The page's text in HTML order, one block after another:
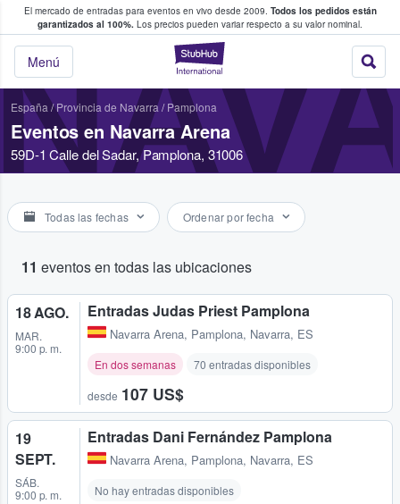
El mercado de entradas para eventos en vivo desde 2009. Todos los pedidos están
garantizados al 100%. Los precios pueden variar respecto a su valor nominal.
StubHub:
Menú
y venta de entradas entre fans
España / Provincia de Navarra/ Pamplona
Eventos en Navarra Arena
59D-1 Calle del Sadar, Pamplona, 31006
Todas las fechas Ordenar por fecha
11 eventos en todas las ubicaciones
18 AGO.
MAR.
9:00 p. m.
Entradas Judas Priest Pamplona
Navarra Arena, Pamplona, Navarra, ES
En dos semanas 70 entradas disponibles
desde 107 US$
19
SEPT.
SÁB.
9:00 p. m.
Entradas Dani Fernández Pamplona
Navarra Arena, Pamplona, Navarra, ES
No hay entradas disponibles